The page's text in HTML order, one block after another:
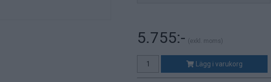
5.755:- (exkl. moms)
Lägg i varukorg